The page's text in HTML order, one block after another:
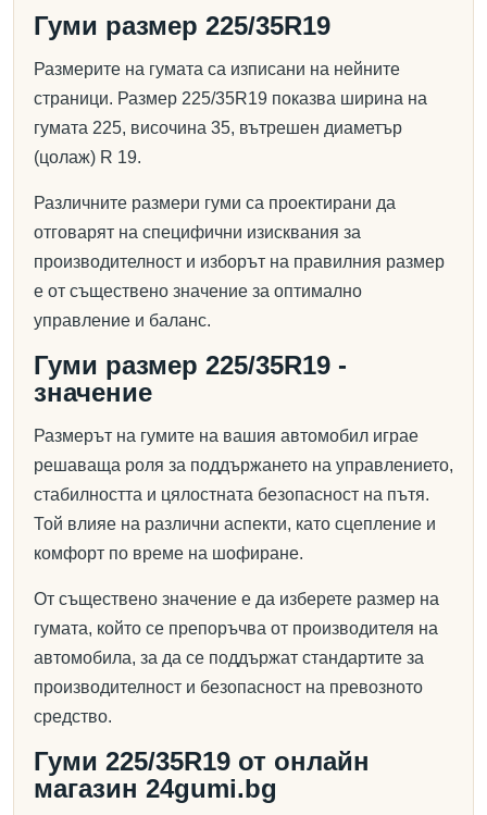
Гуми размер 225/35R19
Размерите на гумата са изписани на нейните
страници. Размер 225/35R19 показва ширина на
гумата 225, височина 35, вътрешен диаметър
(цолаж) R 19.
Различните размери гуми са проектирани да
отговарят на специфични изисквания за
производителност и изборът на правилния размер
е от съществено значение за оптимално
управление и баланс.
Гуми размер 225/35R19 -
значение
Размерът на гумите на вашия автомобил играе
решаваща роля за поддържането на управлението,
стабилността и цялостната безопасност на пътя.
Той влияе на различни аспекти, като сцепление и
комфорт по време на шофиране.
От съществено значение е да изберете размер на
гумата, който се препоръчва от производителя на
автомобила, за да се поддържат стандартите за
производителност и безопасност на превозното
средство.
Гуми 225/35R19 от онлайн
магазин 24gumi.bg